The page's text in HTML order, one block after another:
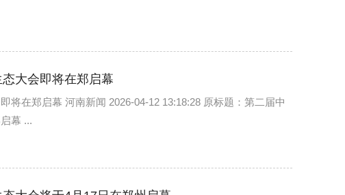
大会即将在郑启幕
将在郑启幕 河南新闻 2026-04-12 13:18:28 原标题：第二届中
幕 ...